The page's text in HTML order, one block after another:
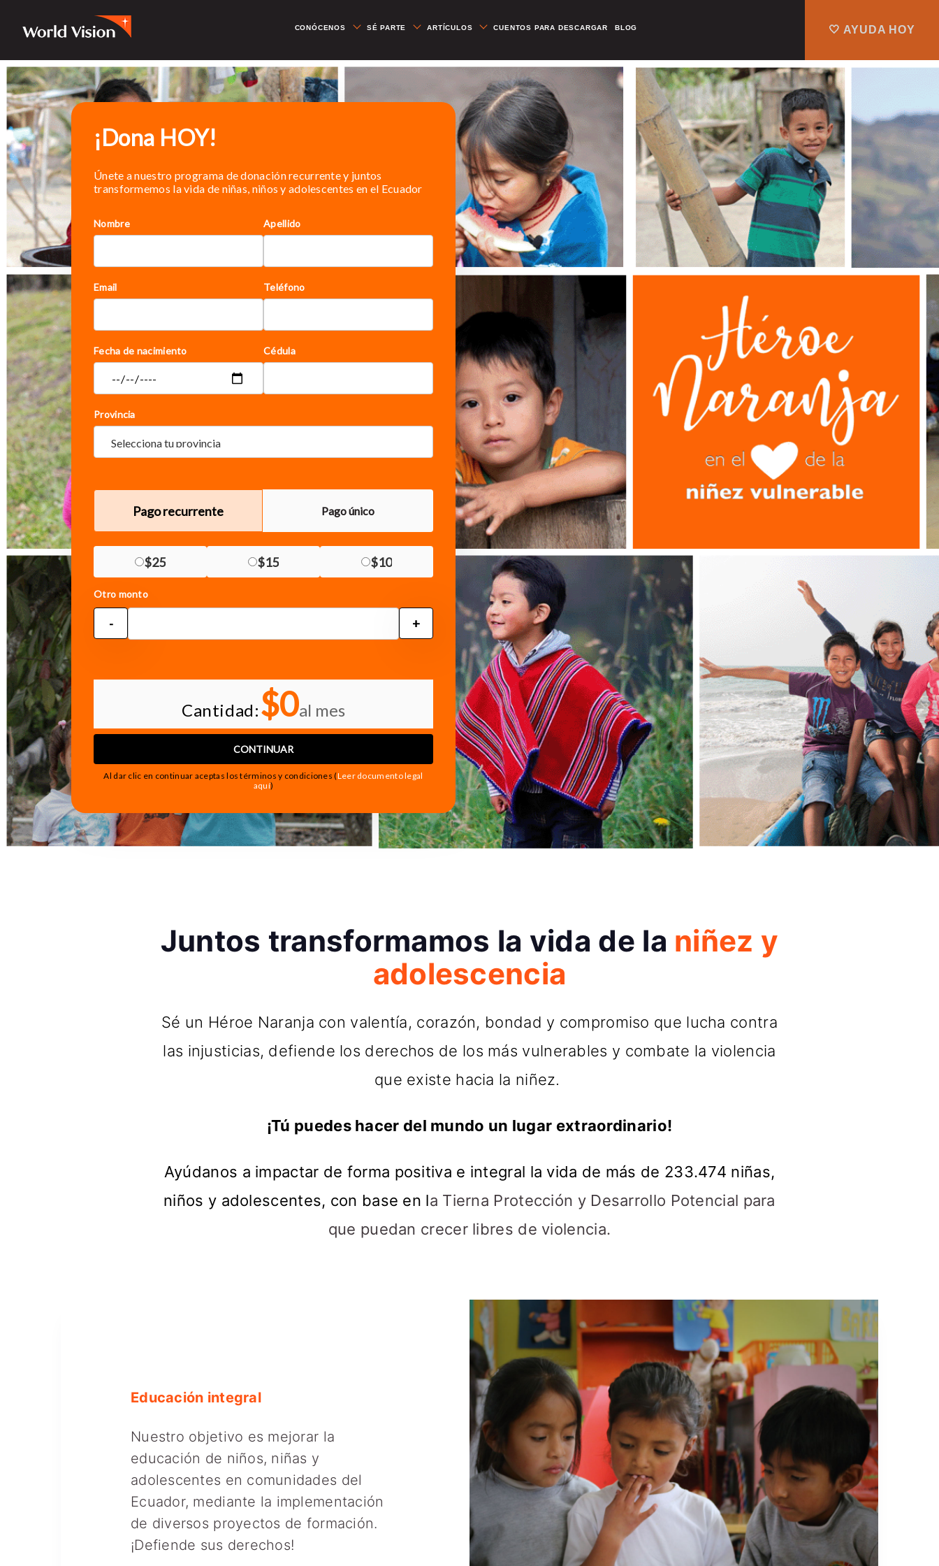
CONÓCENOS SÉ PARTE ARTÍCULOS CUENTOS PARA DESCARGAR BLOG 🤍 AYUDA HOY
¡Dona HOY!
Únete a nuestro programa de donación recurrente y juntos
transformemos la vida de niñas, niños y adolescentes en el Ecuador
Nombre Apellido
Email Teléfono
Fecha de nacimiento Cédula
Provincia
Pago recurrente Pago único
$25 $15 $10
Otro monto
- +
Cantidad:$0al mes
CONTINUAR
Al dar clic en continuar aceptas los términos y condiciones (Leer documento legal
aquí)
Juntos transformamos la vida de la niñez y
adolescencia
Sé un Héroe Naranja con valentía, corazón, bondad y compromiso que lucha contra
las injusticias, defiende los derechos de los más vulnerables y combate la violencia
que existe hacia la niñez.
¡Tú puedes hacer del mundo un lugar extraordinario!
Ayúdanos a impactar de forma positiva e integral la vida de más de 233.474 niñas,
niños y adolescentes, con base en la Tierna Protección y Desarrollo Potencial para
que puedan crecer libres de violencia.
Educación integral
Nuestro objetivo es mejorar la
educación de niños, niñas y
adolescentes en comunidades del
Ecuador, mediante la implementación
de diversos proyectos de formación.
¡Defiende sus derechos!